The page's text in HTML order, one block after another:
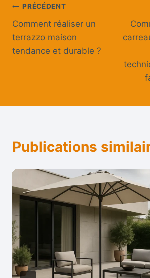
Navigation
de
l’article
PRÉCÉDENT
Comment réaliser un
terrazzo maison
tendance et durable ?
Publications